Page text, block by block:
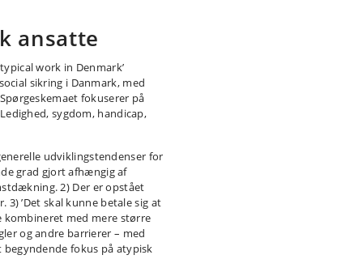
ansatte
work in Denmark’
sikring i Danmark, med
fokuserer på
sygdom, handicap,
udviklingstendenser for
grad gjort afhængig af
2) Der er opstået
’Det skal kunne betale sig at
kombineret med mere større
og andre barrierer – med
fokus på atypisk